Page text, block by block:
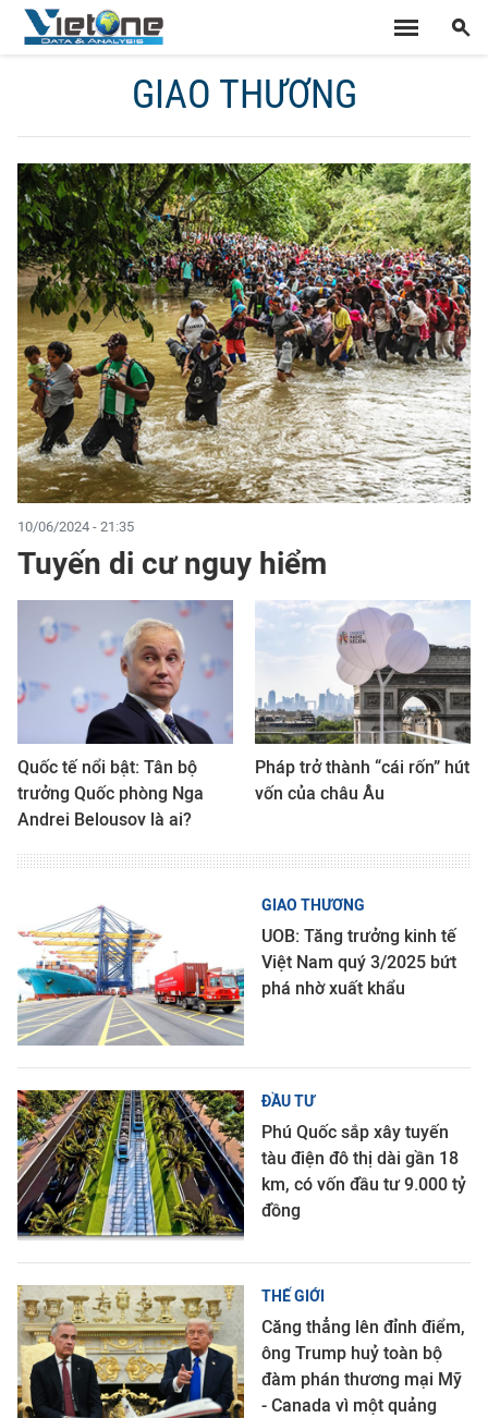
GIAO THƯƠNG
10/06/2024 - 21:35
Tuyến di cư nguy hiểm
Quốc tế nổi bật: Tân bộ
trưởng Quốc phòng Nga
Andrei Belousov là ai?
Pháp trở thành “cái rốn” hút
vốn của châu Âu
GIAO THƯƠNG
UOB: Tăng trưởng kinh tế
Việt Nam quý 3/2025 bứt
phá nhờ xuất khẩu
ĐẦU TƯ
Phú Quốc sắp xây tuyến
tàu điện đô thị dài gần 18
km, có vốn đầu tư 9.000 tỷ
đồng
THẾ GIỚI
Căng thẳng lên đỉnh điểm,
ông Trump huỷ toàn bộ
đàm phán thương mại Mỹ
- Canada vì một quảng